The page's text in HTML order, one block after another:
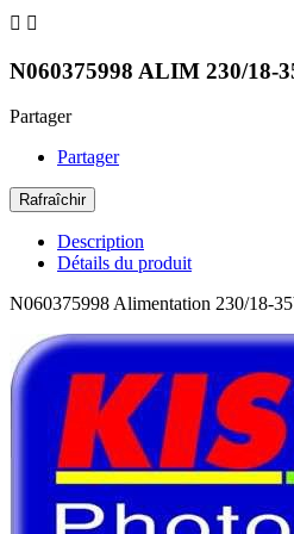
 
N060375998 ALIM 230/18-
Partager
Partager
Description
Détails du produit
N060375998 Alimentation 230/18-